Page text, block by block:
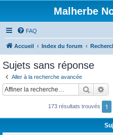
Malherbe
FAQ
Accueil Index du forum
Sujets sans réponse
Aller à la recherche avancée
173 résultats trouvés 1